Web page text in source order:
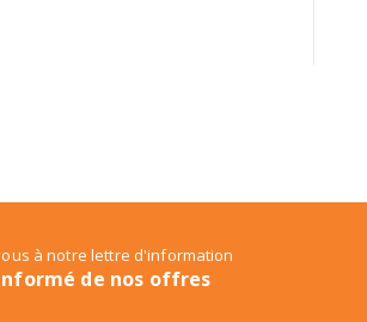
à notre lettre d'information
de nos offres